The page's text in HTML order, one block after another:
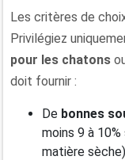
Les critères de
Privilégiez
pour les chatons
doit fournir :
De bonnes
moins 9 à
matière